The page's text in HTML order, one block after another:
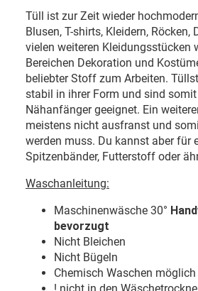
Tüll ist zur Zeit wieder
Blusen, T-shirts, Kleidern, Röcken,
vielen weiteren Kleidungsstücken
Bereichen Dekoration und
beliebter Stoff zum Arbeiten.
stabil in ihrer Form und sind
Nähanfänger geeignet. Ein
meistens nicht ausfranst und
werden muss. Du kannst aber für
Spitzenbänder, Futterstoff oder
Waschanleitung:
Maschinenwäsche 30°
bevorzugt
Nicht Bleichen
Nicht Bügeln
Chemisch Waschen möglich